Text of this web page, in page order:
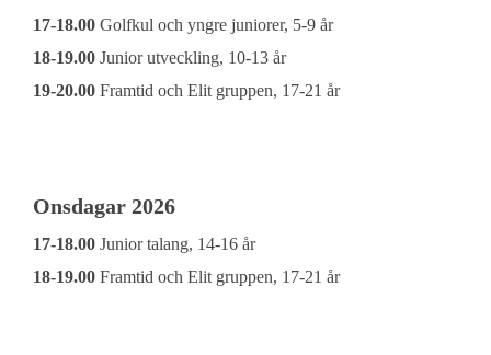
17-18.00 Golfkul och yngre juniorer, 5-9 år
18-19.00 Junior utveckling, 10-13 år
19-20.00 Framtid och Elit gruppen, 17-21 år
Onsdagar 2026
17-18.00 Junior talang, 14-16 år
18-19.00 Framtid och Elit gruppen, 17-21 år